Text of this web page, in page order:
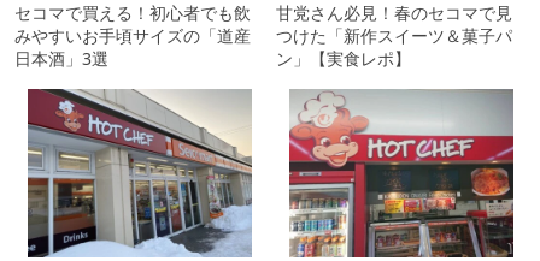
セコマで買える！初心者でも飲
みやすいお手頃サイズの「道産
日本酒」3選
甘党さん必見！春のセコマで見
つけた「新作スイーツ＆菓子パ
ン」【実食レポ】